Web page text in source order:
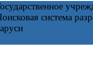
система